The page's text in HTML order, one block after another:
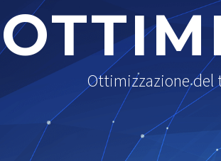
Ottimizzazione